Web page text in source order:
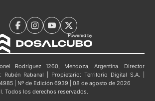
Rodríguez 1260, Mendoza, Argentina. Director
Rubén Rabanal | Propietario: Territorio Digital S.A. |
| Nº de Edición 6939 | 08 de agosto de 2026
Todos los derechos reservados.